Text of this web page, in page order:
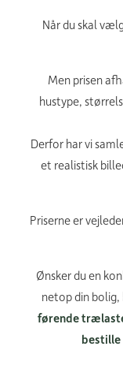
Når du skal
Men prisen
hustype,
Derfor har vi
et realistisk
Priserne er
Ønsker du en
netop din bolig,
førende